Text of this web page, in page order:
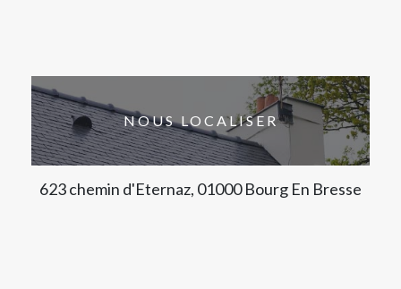
NOUS LOCALISER
623 chemin d'Eternaz, 01000 Bourg En Bresse